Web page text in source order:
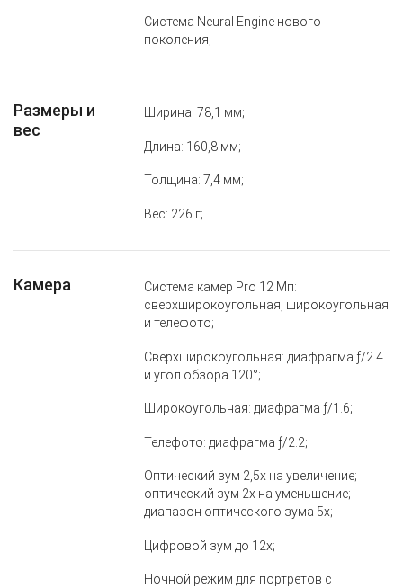
Система Neural Engine нового
поколения;
Размеры и
вес
Ширина: 78,1 мм;
Длина: 160,8 мм;
Толщина: 7,4 мм;
Вес: 226 г;
Камера
Система камер Pro 12 Мп:
сверхширокоугольная, широкоугольная
и телефото;
Сверхширокоугольная: диафрагма ƒ/2.4
и угол обзора 120°;
Широкоугольная: диафрагма ƒ/1.6;
Телефото: диафрагма ƒ/2.2;
Оптический зум 2,5x на увеличение;
оптический зум 2x на уменьшение;
диапазон оптического зума 5x;
Цифровой зум до 12x;
Ночной режим для портретов с